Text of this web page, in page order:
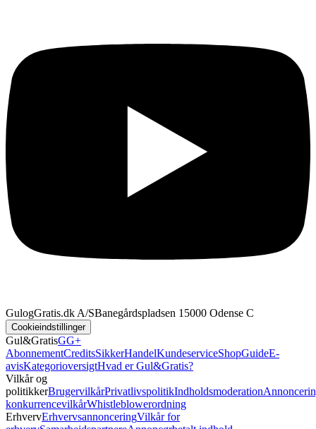
GulogGratis.dk A/SBanegårdspladsen 1 5000 Odense C
Cookieindstillinger
Gul&GratisGG+
AbonnementCreditsSikkerHandelKundeserviceShopGuideE-
avisKategorioversigtHvad er Gul&Gratis?
Vilkår og
politikkerBrugervilkårPrivatlivspolitikIndholdsmoderation
konkurrencevilkårWhistleblowerordning
ErhvervErhvervsannonceringVilkår for